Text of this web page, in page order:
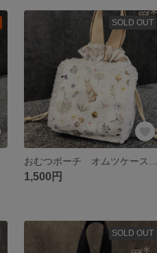
SOLD OUT
1,500円
SOLD OUT